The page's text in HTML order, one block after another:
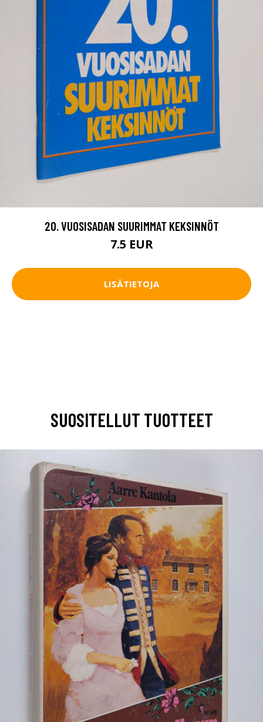
20. VUOSISADAN SUURIMMAT KEKSINNÖT
7.5 EUR
LISÄTIETOJA
SUOSITELLUT TUOTTEET